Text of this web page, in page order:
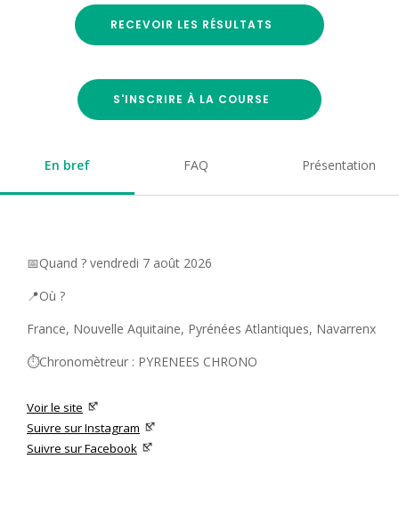
RECEVOIR LES RÉSULTATS
S'INSCRIRE À LA COURSE
En bref FAQ Présentation
📅Quand ? vendredi 7 août 2026
📍Où ?
France, Nouvelle Aquitaine, Pyrénées Atlantiques, Navarrenx
⏱️Chronomètreur : PYRENEES CHRONO
Voir le site
Suivre sur Instagram
Suivre sur Facebook